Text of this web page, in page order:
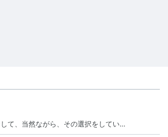
て、当然ながら、その選択をしてい…